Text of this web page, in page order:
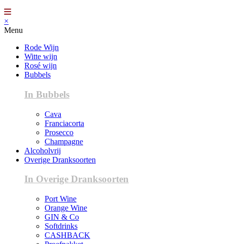
×
Menu
Rode Wijn
Witte wijn
Rosé wijn
Bubbels
In Bubbels
Cava
Franciacorta
Prosecco
Champagne
Alcoholvrij
Overige Dranksoorten
In Overige Dranksoorten
Port Wine
Orange Wine
GIN & Co
Softdrinks
CASHBACK